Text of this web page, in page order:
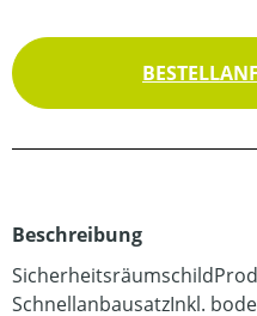
Beschreibung
SchnellanbausatzInkl.